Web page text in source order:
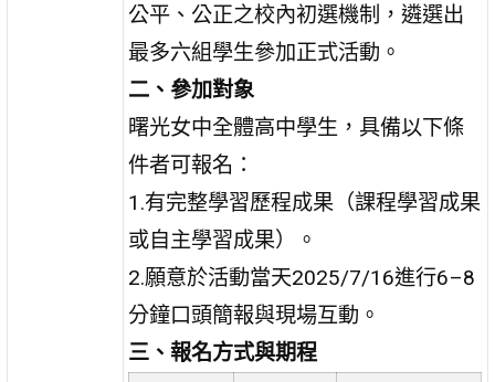
公平、公正之校內初選機制，遴選出
最多六組學生參加正式活動。
二、參加對象
曙光女中全體高中學生，具備以下條
件者可報名：
1.有完整學習歷程成果（課程學習成果
或自主學習成果）。
2.願意於活動當天2025/7/16進行6–8
分鐘口頭簡報與現場互動。
三、報名方式與期程